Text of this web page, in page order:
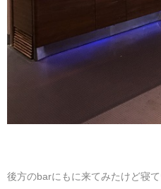
後方のbarにもに来てみたけど寝